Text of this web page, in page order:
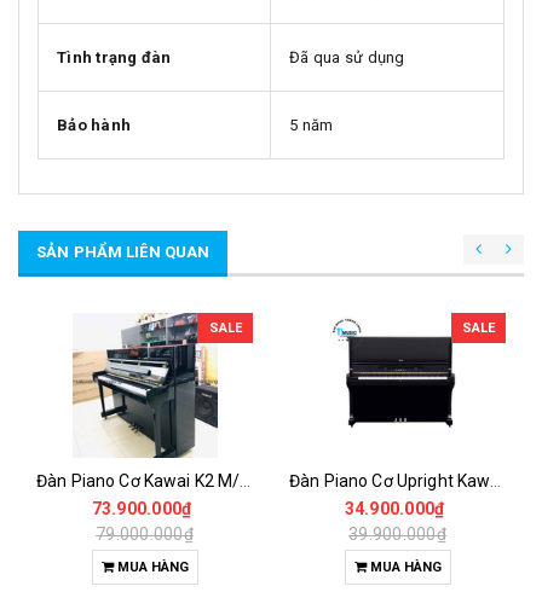
Tình trạng đàn Đã qua sử dụng
Bảo hành 5 năm
SẢN PHẨM LIÊN QUAN
SALE
73.900.000₫
79.000.000₫
MUA HÀNG
SALE
34.900.000₫
39.900.000₫
MUA HÀNG